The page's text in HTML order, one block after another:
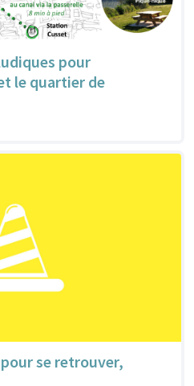
pour
le quartier de
se retrouver,